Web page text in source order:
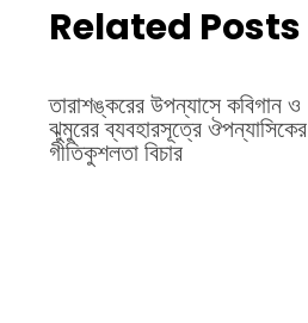
Related Posts
তারাশঙ্করের উপন্যাসে কবিগান ও
ঝুমুরের ব্যবহারসূত্রে ঔপন্যাসিকের
গীতিকুশলতা বিচার